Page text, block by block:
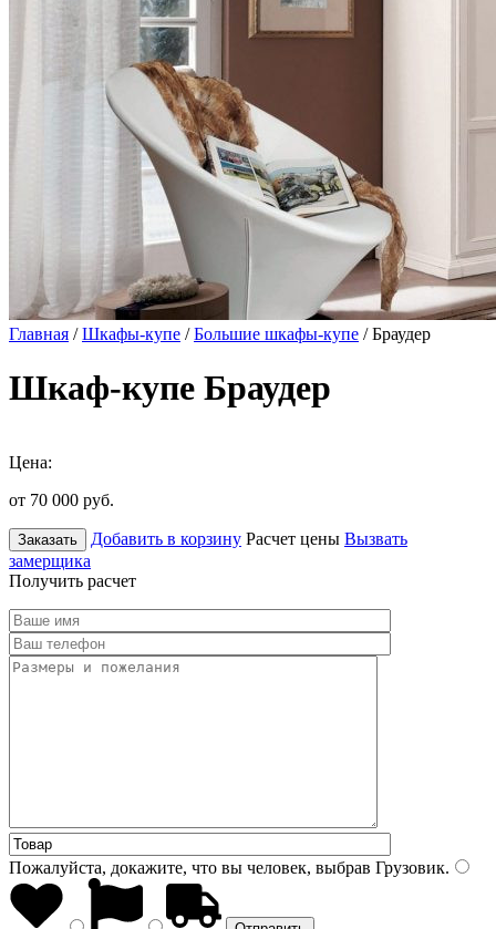
Главная /Шкафы-купе /Большие шкафы-купе / Браудер
Шкаф-купе Браудер
Цена:
от 70 000 руб.
Заказать Добавить в корзину Расчет цены Вызвать
замерщика
Получить расчет
Пожалуйста, докажите, что вы человек, выбрав Грузовик.